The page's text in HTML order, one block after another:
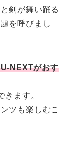
剣が舞い踊る
を呼びまし
NEXTがおす
きます。
ツも楽しむこ